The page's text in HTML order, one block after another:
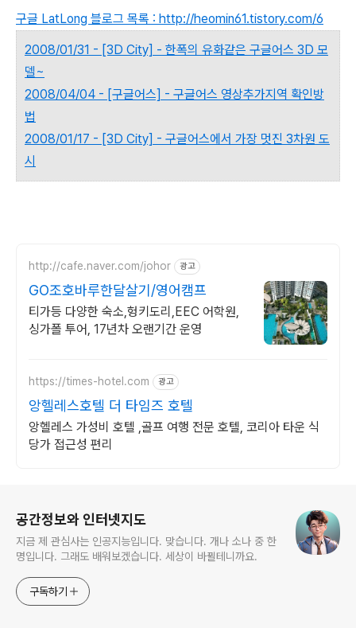
구글 LatLong 블로그 목록 : http://heomin61.tistory.com/6
2008/01/31 - [3D City] - 한폭의 유화같은 구글어스 3D 모
델~
2008/04/04 - [구글어스] - 구글어스 영상추가지역 확인방
법
2008/01/17 - [3D City] - 구글어스에서 가장 멋진 3차원 도
시
http://cafe.naver.com/johor 광고
GO조호바루한달살기/영어캠프
티가등 다양한 숙소,헝키도리,EEC 어학원,
싱가폴 투어, 17년차 오랜기간 운영
https://times-hotel.com 광고
앙헬레스호텔 더 타임즈 호텔
앙헬레스 가성비 호텔 ,골프 여행 전문 호텔, 코리아 타운 식
당가 접근성 편리
공간정보와 인터넷지도
지금 제 관심사는 인공지능입니다. 맞습니다. 개나 소나 중 한
명입니다. 그래도 배워보겠습니다. 세상이 바뀔테니까요.
구독하기